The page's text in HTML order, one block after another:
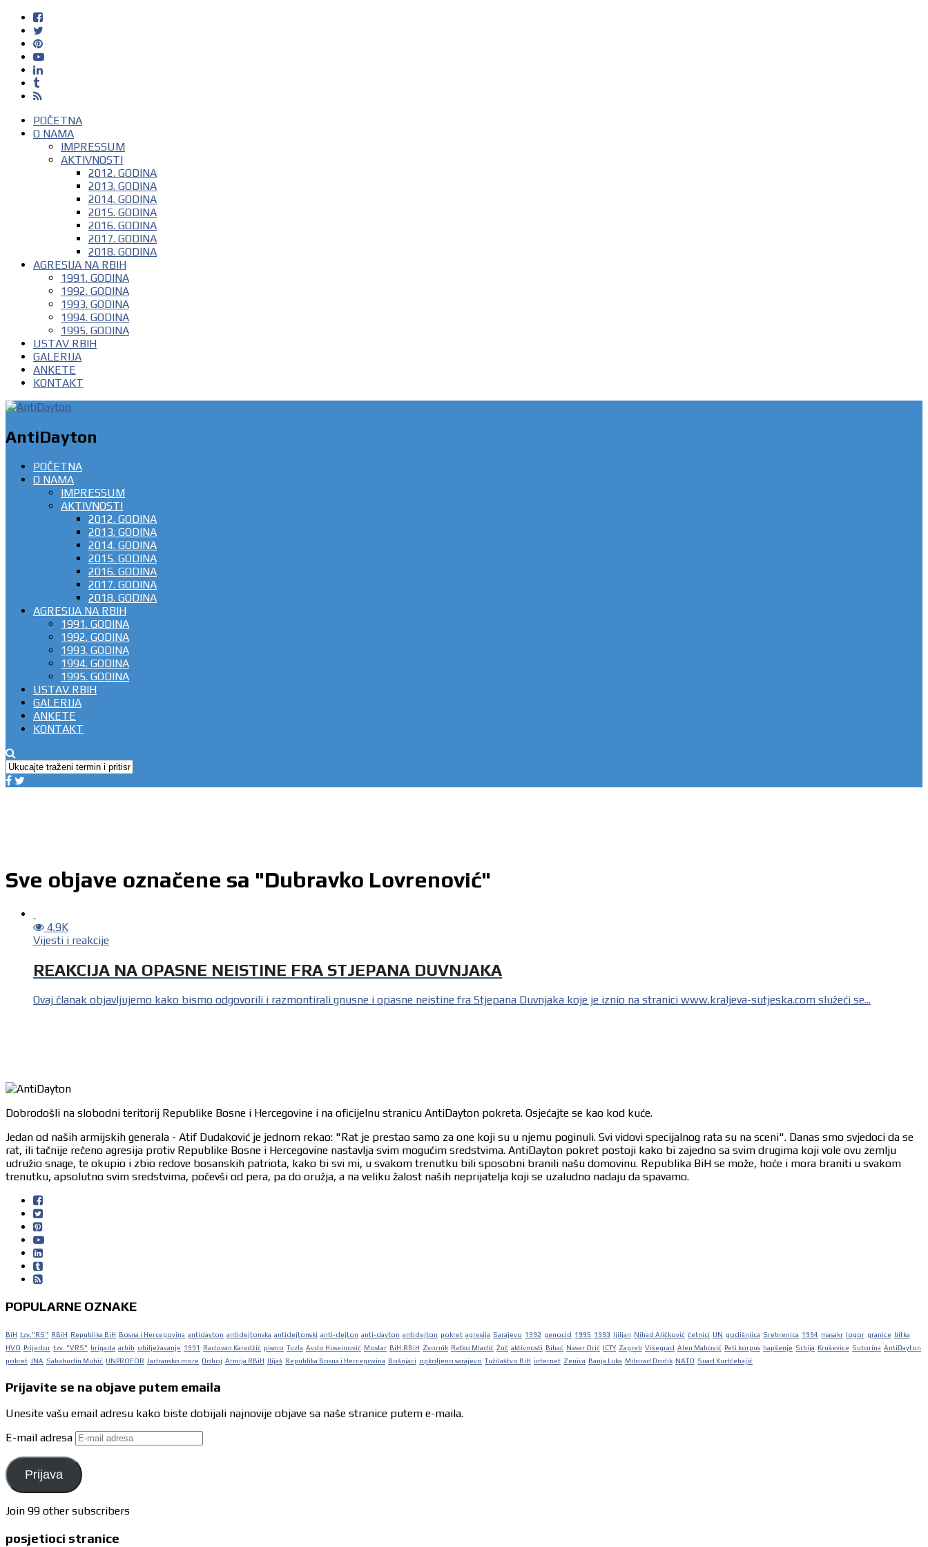
POČETNA
O NAMA
IMPRESSUM
AKTIVNOSTI
2012. GODINA
2013. GODINA
2014. GODINA
2015. GODINA
2016. GODINA
2017. GODINA
2018. GODINA
AGRESIJA NA RBIH
1991. GODINA
1992. GODINA
1993. GODINA
1994. GODINA
1995. GODINA
USTAV RBIH
GALERIJA
ANKETE
KONTAKT
AntiDayton
POČETNA
O NAMA
IMPRESSUM
AKTIVNOSTI
2012. GODINA
2013. GODINA
2014. GODINA
2015. GODINA
2016. GODINA
2017. GODINA
2018. GODINA
AGRESIJA NA RBIH
1991. GODINA
1992. GODINA
1993. GODINA
1994. GODINA
1995. GODINA
USTAV RBIH
GALERIJA
ANKETE
KONTAKT
Sve objave označene sa "Dubravko Lovrenović"
4.9K
Vijesti i reakcije
REAKCIJA NA OPASNE NEISTINE FRA STJEPANA DUVNJAKA
Ovaj članak objavljujemo kako bismo odgovorili i razmontirali gnusne i opasne neistine fra Stjepana Duvnjaka koje je iznio na stranici www.kraljeva-sutjeska.com služeći se...
Dobrodošli na slobodni teritorij Republike Bosne i Hercegovine i na oficijelnu stranicu AntiDayton pokreta. Osjećajte se kao kod kuće.
Jedan od naših armijskih generala - Atif Dudaković je jednom rekao: "Rat je prestao samo za one koji su u njemu poginuli. Svi vidovi specijalnog rata su na sceni". Danas smo svjedoci da se
rat, ili tačnije rečeno agresija protiv Republike Bosne i Hercegovine nastavlja svim mogućim sredstvima. AntiDayton pokret postoji kako bi zajedno sa svim drugima koji vole ovu zemlju
udružio snage, te okupio i zbio redove bosanskih patriota, kako bi svi mi, u svakom trenutku bili sposobni branili našu domovinu. Republika BiH se može, hoće i mora braniti u svakom
trenutku, apsolutno svim sredstvima, počevši od pera, pa do oružja, a na veliku žalost naših neprijatelja koji se uzaludno nadaju da spavamo.
POPULARNE OZNAKE
BiH tzv."RS" RBiH Republika BiH Bosna i Hercegovina antidayton antidejtonska antidejtonski anti-dejton anti-dayton antidejton pokret agresija Sarajevo 1992 genocid 1995 1993 ljiljan Nihad Aličković četnici UN godišnjica Srebrenica 1994 masakr logor granice bitka
HVO Prijedor tzv. "VRS" brigada arbih obilježavanje 1991 Radovan Karadžić pismo Tuzla Avdo Huseinović Mostar BiH.RBiH Zvornik Ratko Mladić Žuč aktivnosti Bihać Naser Orić ICTY Zagreb Višegrad Alen Mahović Peti korpus hapšenje Srbija Kruševice Sutorina AntiDayton
pokret JNA Sabahudin Muhić UNPROFOR Jadransko more Doboj Armija RBiH Ilijaš Republika Bosna i Hercegovina Bošnjaci opkoljeno sarajevo Tužilaštvo BiH internet Zenica Banja Luka Milorad Dodik NATO Suad Kurtćehajić
Prijavite se na objave putem emaila
Unesite vašu email adresu kako biste dobijali najnovije objave sa naše stranice putem e-maila.
E-mail adresa
Prijava
Join 99 other subscribers
posjetioci stranice